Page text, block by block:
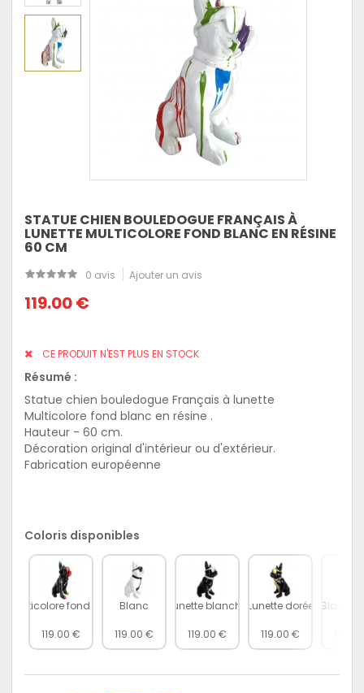
STATUE CHIEN BOULEDOGUE FRANÇAIS À
LUNETTE MULTICOLORE FOND BLANC EN RÉSINE
60 CM
0 avis Ajouter un avis
119.00 €
CE PRODUIT N'EST PLUS EN STOCK
Résumé :
Statue chien bouledogue Français à lunette
Multicolore fond blanc en résine .
Hauteur - 60 cm.
Décoration original d'intérieur ou d'extérieur.
Fabrication européenne
Coloris disponibles
Multicolore fond noir
119.00 €
Blanc
119.00 €
Lunette blanche
119.00 €
Lunette dorée
119.00 €
Blanc